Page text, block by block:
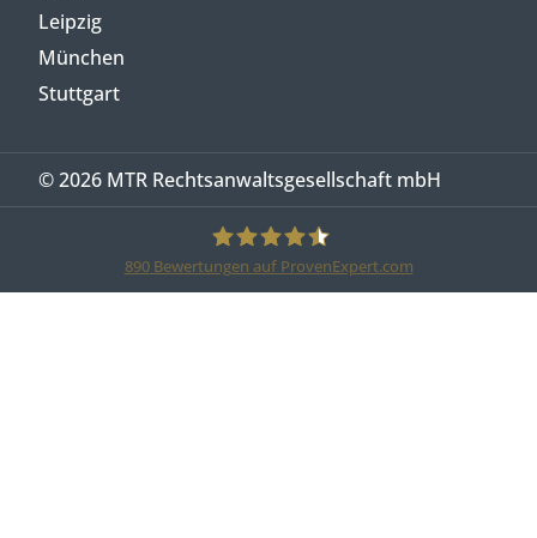
Leipzig
München
Stuttgart
© 2026 MTR Rechtsanwaltsgesellschaft mbH
890Bewertungen auf ProvenExpert.com